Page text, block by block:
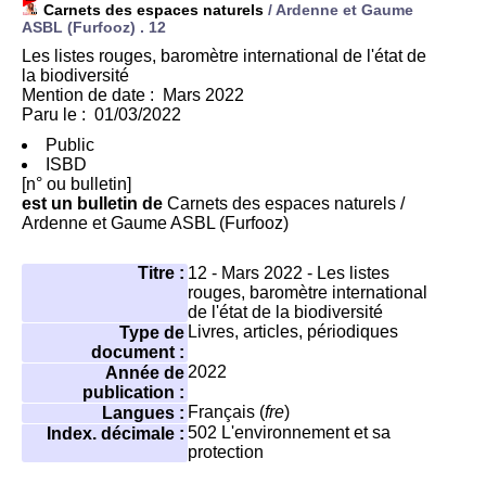
Carnets des espaces naturels / Ardenne et Gaume
ASBL (Furfooz) . 12
Les listes rouges, baromètre international de l'état de
la biodiversité
Mention de date : Mars 2022
Paru le : 01/03/2022
Public
ISBD
[n° ou bulletin]
est un bulletin de Carnets des espaces naturels /
Ardenne et Gaume ASBL (Furfooz)
Titre : 12 - Mars 2022 - Les listes
rouges, baromètre international
de l'état de la biodiversité
Type de
document :
Livres, articles, périodiques
Année de
publication :
2022
Langues : Français (fre)
Index. décimale : 502 L'environnement et sa
protection